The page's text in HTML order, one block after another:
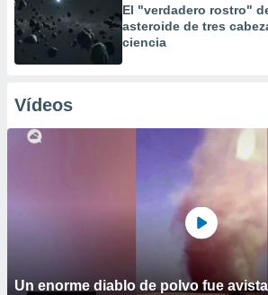
El "verdadero rostro"
asteroide de tres
ciencia
Vídeos
Un enorme diablo de polvo fue